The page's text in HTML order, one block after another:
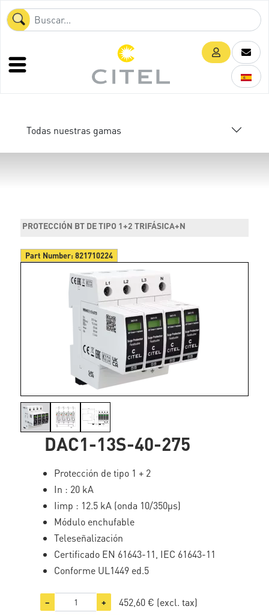
Todas nuestras gamas
PROTECCIÓN BT DE TIPO 1+2 TRIFÁSICA+N
Part Number:821710224
DAC1-13S-40-275
Protección de tipo 1 + 2
In : 20 kA
Iimp : 12.5 kA (onda 10/350µs)
Módulo enchufable
Teleseñalización
Certificado EN 61643-11, IEC 61643-11
Conforme UL1449 ed.5
− + 452,60 € (excl. tax)